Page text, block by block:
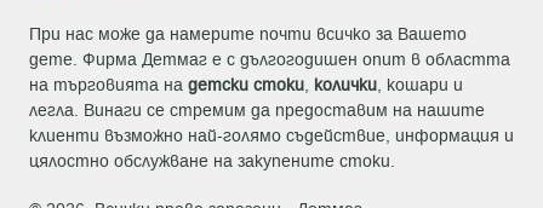
При нас може да намерите почти всичко за Вашето
дете. Фирма Детмаг е с дългогодишен опит в областта
на търговията на детски стоки, колички, кошари и
легла. Винаги се стремим да предоставим на нашите
клиенти възможно най-голямо съдействие, информация и
цялостно обслужване на закупените стоки.